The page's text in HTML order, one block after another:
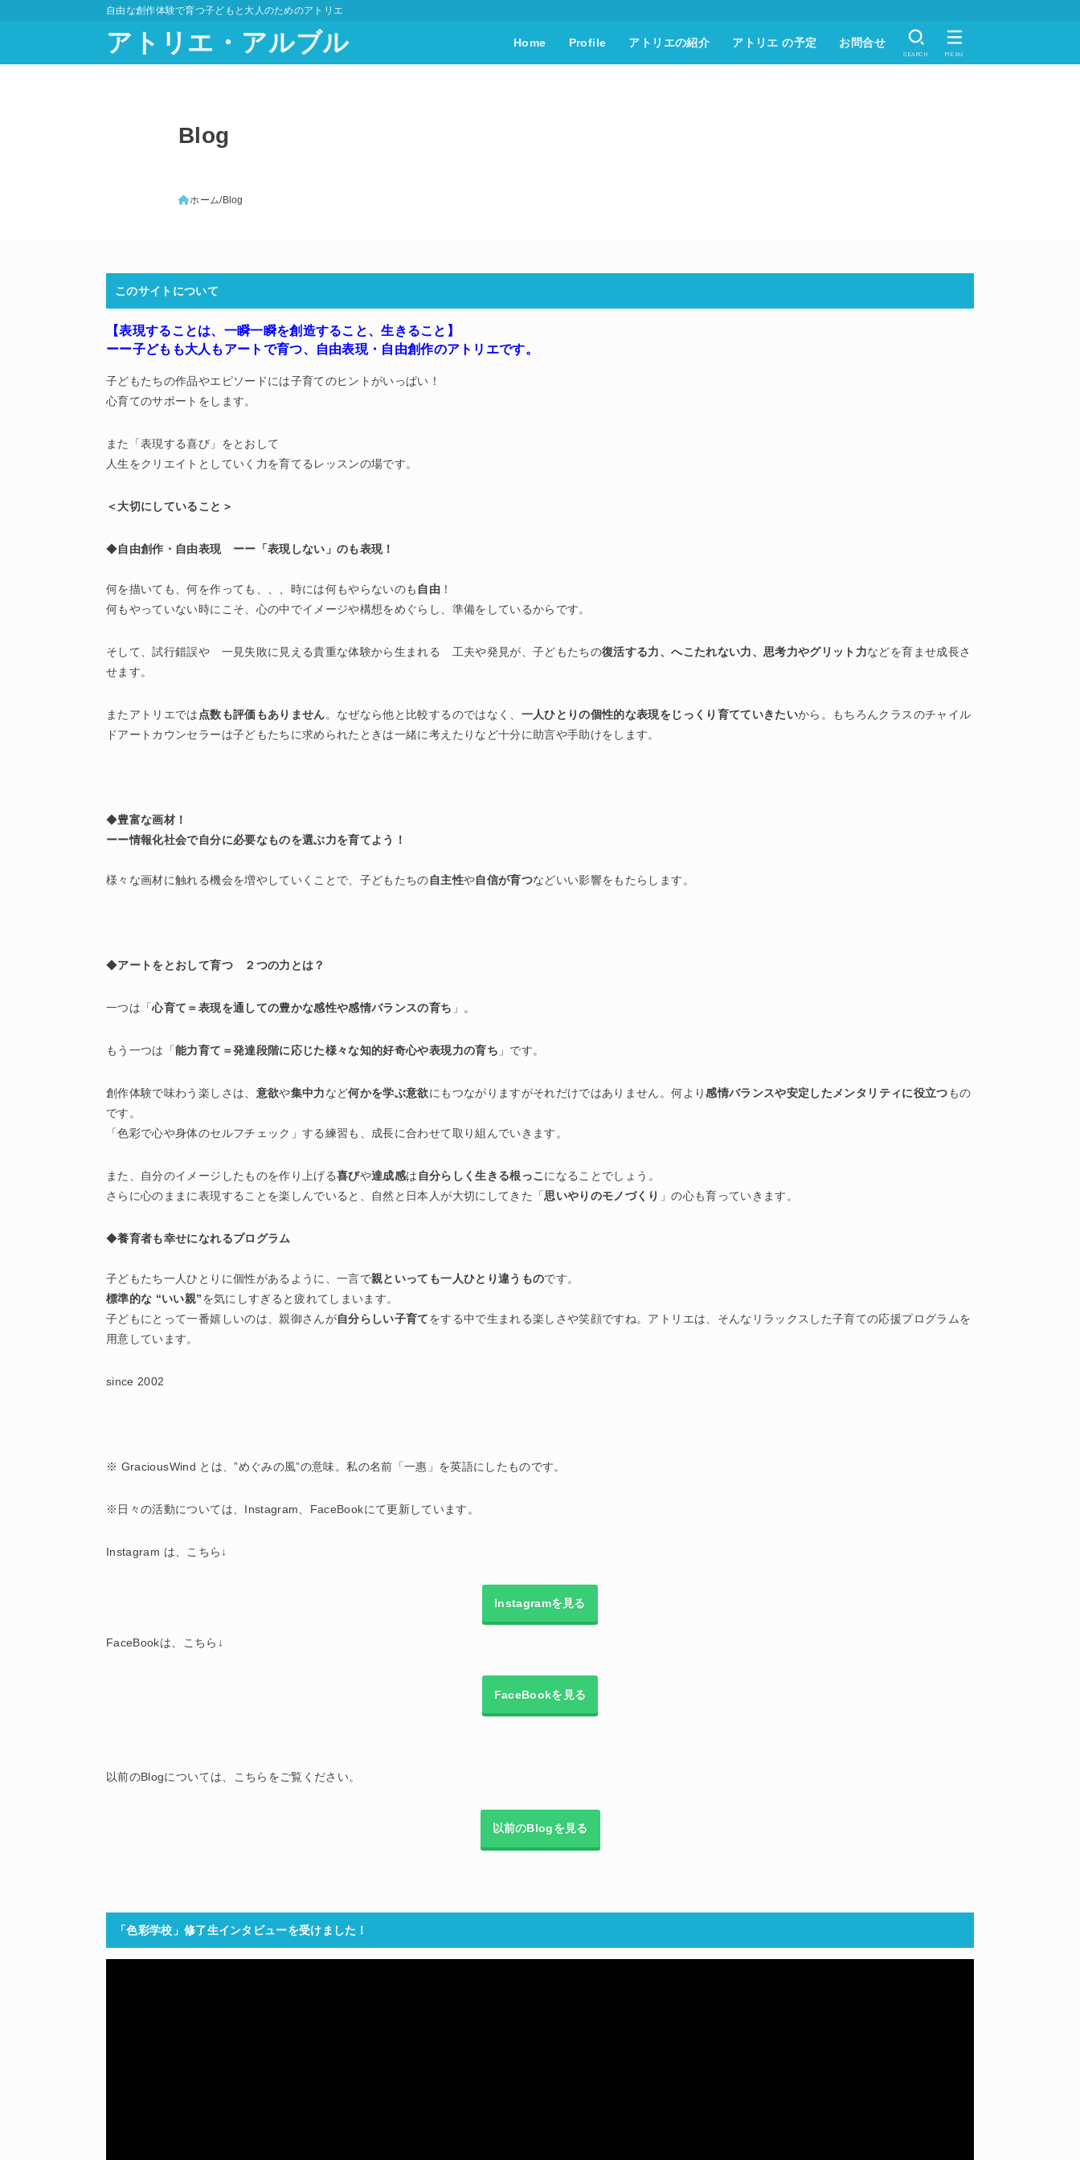
自由な創作体験で育つ子どもと大人のためのアトリエ
アトリエ・アルブル Home Profile アトリエの紹介 アトリエ の予定 お問合せ
SEARCH MENU
Blog
ホーム Blog
このサイトについて
【表現することは、一瞬一瞬を創造すること、生きること】
ーー子どもも大人もアートで育つ、 自由表現・自由創作のアトリエです。
子どもたちの作品やエピソードには子育てのヒントがいっぱい！
心育てのサポートをします。
また「表現する喜び」をとおして
人生をクリエイトとしていく力を育てるレッスンの場です。
＜大切にしていること＞
◆自由創作・自由表現 ーー「表現しない」のも表現！
何を描いても、何を作っても、、、時には何もやらないのも 自由 ！
何もやっていない時にこそ、心の中でイメージや構想をめぐらし、準備をしているからです。
そして、試行錯誤や 一見失敗に見える貴重な体験から生まれる 工夫や発見が、子どもたちの復活する力、へこたれない力、思考力やグリット力などを育ませ成長さ
せます。
またアトリエでは 点数も評価もありません。なぜなら他と比較するのではなく、 一人ひとりの個性的な表現をじっくり育てていきたいから。もちろんクラスのチャイル
ドアートカウンセラーは子どもたちに求められたときは一緒に考えたりなど十分に助言や手助けをします。
◆豊富な画材！
ーー情報化社会で自分に必要なものを選ぶ力を育てよう！
様々な画材に触れる機会を増やしていくことで、子どもたちの自主性や自信が育つなどいい影響をもたらします。
◆アートをとおして育つ ２つの力とは？
一つは「心育て＝表現を通しての豊かな感性や感情バランスの育ち 」。
もう一つは「能力育て＝発達段階に応じた様々な知的好奇心や表現力の育ち 」です。
創作体験で味わう楽しさは、 意欲や集中力など何かを学ぶ意欲にもつながりますがそれだけではありません。何より感情バランスや安定したメンタリティに役立つもの
です。
「色彩で心や身体のセルフチェック」する練習も、成長に合わせて取り組んでいきます。
また、自分のイメージしたものを作り上げる喜びや達成感は 自分らしく生きる根っこ になることでしょう。
さらに心のままに表現することを楽しんでいると、自然と日本人が大切にしてきた「思いやりのモノづくり 」の心も育っていきます。
◆養育者も幸せになれるプログラム
子どもたち一人ひとりに個性があるように、一言で親といっても一人ひとり違うものです。
標準的な “いい親”を気にしすぎると疲れてしまいます。
子どもにとって一番嬉しいのは、親御さんが自分らしい子育てをする中で生まれる楽しさや笑顔ですね。アトリエは、そんなリラックスした子育ての応援プログラムを
用意しています。
since 2002
※ GraciousWind とは、”めぐみの風”の意味。私の名前「一惠」を英語にしたものです。
※日々の活動については、Instagram、FaceBookにて更新しています。
Instagram は、こちら↓
Instagramを見る
FaceBookは、こちら↓
FaceBookを見る
以前のBlogについては、こちらをご覧ください。
以前のBlogを見る
「色彩学校」修了生インタビューを受けました！